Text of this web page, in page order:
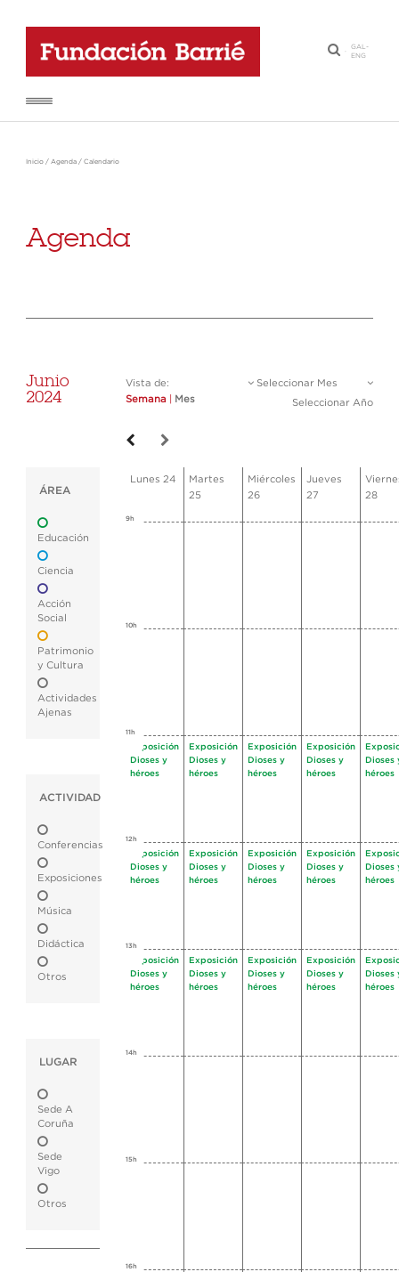
·
GAL-
ENG
Inicio / Agenda / Calendario
Agenda
Junio
2024
Vista de:
Semana
Mes
Seleccionar Mes
Seleccionar Año
ÁREA
Educación
Ciencia
Acción
Social
Patrimonio
y Cultura
Actividades
Ajenas
ACTIVIDAD
Conferencias
Exposiciones
Música
Didáctica
Otros
LUGAR
Sede A
Coruña
Sede
Vigo
Otros
Lunes 24
Martes
25
Miércoles
26
Jueves
27
28
9h
10h
11h
Exposición
Dioses y
héroes
Exposición
Dioses y
héroes
Exposición
Dioses y
héroes
Exposición
Dioses y
héroes
Dioses
héroes
12h
Exposición
Dioses y
héroes
Exposición
Dioses y
héroes
Exposición
Dioses y
héroes
Exposición
Dioses y
héroes
Dioses
héroes
13h
Exposición
Dioses y
héroes
Exposición
Dioses y
héroes
Exposición
Dioses y
héroes
Exposición
Dioses y
héroes
Dioses
héroes
14h
15h
16h